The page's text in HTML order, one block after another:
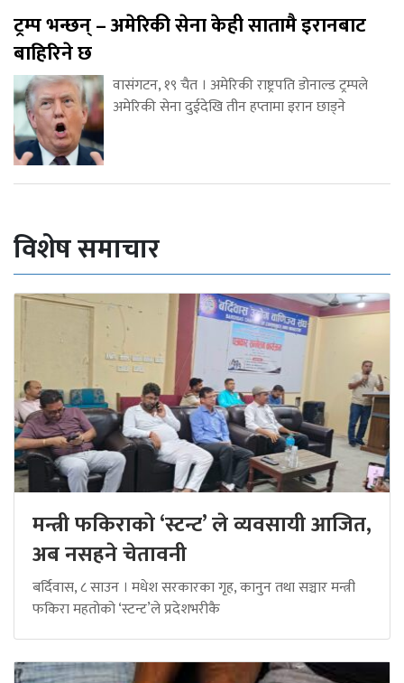
ट्रम्प भन्छन् – अमेरिकी सेना केही सातामै इरानबाट
बाहिरिने छ
वासंगटन, १९ चैत । अमेरिकी राष्ट्रपति डोनाल्ड ट्रम्पले
अमेरिकी सेना दुईदेखि तीन हप्तामा इरान छाड्ने
विशेष समाचार
मन्त्री फकिराको ‘स्टन्ट’ ले व्यवसायी आजित,
अब नसहने चेतावनी
बर्दिवास, ८ साउन । मधेश सरकारका गृह, कानुन तथा सञ्चार मन्त्री
फकिरा महतोको ‘स्टन्ट’ले प्रदेशभरीकै